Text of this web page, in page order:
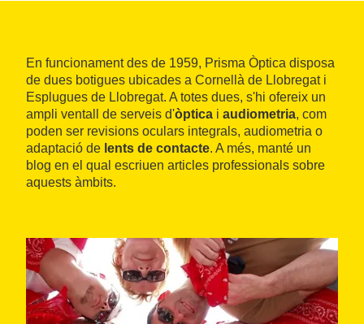
En funcionament des de 1959, Prisma Òptica disposa
de dues botigues ubicades a Cornellà de Llobregat i
Esplugues de Llobregat. A totes dues, s'hi ofereix un
ampli ventall de serveis d'òptica i audiometria, com
poden ser revisions oculars integrals, audiometria o
adaptació de lents de contacte. A més, manté un
blog en el qual escriuen articles professionals sobre
aquests àmbits.